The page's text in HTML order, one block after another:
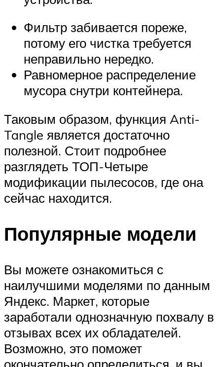
Фильтр забивается пореже,
потому его чистка требуется
неправильно нередко.
Равномерное распределение
мусора снутри контейнера.
Таковым образом, функция Anti-
Tangle является достаточно
полезной. Стоит подробнее
разглядеть ТОП-Четыре
модификации пылесосов, где она
сейчас находится.
Популярные модели
Вы можете ознакомиться с
наилучшими моделями по данным
Яндекс. Маркет, которые
заработали однозначную похвалу в
отзывах всех их обладателей.
Возможно, это поможет